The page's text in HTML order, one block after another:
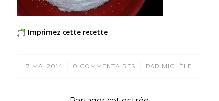
Imprimez cette recette
7 MAI 2014
/ 0 COMMENTAIRES
/ PAR MICHÈLE